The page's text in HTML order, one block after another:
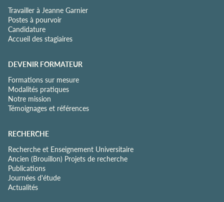
Travailler à Jeanne Garnier
Postes à pourvoir
Candidature
Accueil des stagiaires
DEVENIR FORMATEUR
Formations sur mesure
Modalités pratiques
Notre mission
Témoignages et références
RECHERCHE
Recherche et Enseignement Universitaire
Ancien (Brouillon) Projets de recherche
Publications
Journées d'étude
Actualités